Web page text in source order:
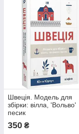
Швеція. Модель для
збірки: вілла, 'Вольво'
песик
350 ₴